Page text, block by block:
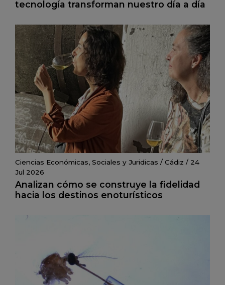
tecnología transforman nuestro día a día
Ciencias Económicas, Sociales y Juridicas / Cádiz / 24
Jul 2026
Analizan cómo se construye la fidelidad
hacia los destinos enoturísticos